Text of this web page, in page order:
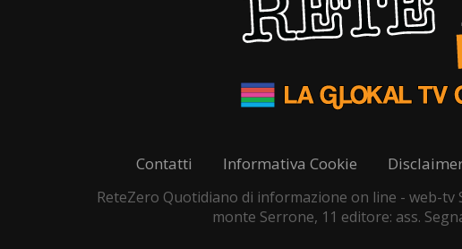
Contatti Informativa Cookie
ReteZero Quotidiano di informazione on line - web-tv
monte Serrone, 11 editore: ass.